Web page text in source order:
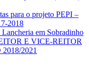
para o projeto PEPI –
2018
em Sobradinho
E VICE-REITOR
2021